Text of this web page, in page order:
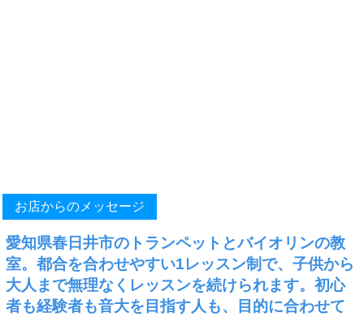
お店からのメッセージ
愛知県春日井市のトランペットとバイオリンの教
室。都合を合わせやすい1レッスン制で、子供から
大人まで無理なくレッスンを続けられます。初心
者も経験者も音大を目指す人も、目的に合わせて